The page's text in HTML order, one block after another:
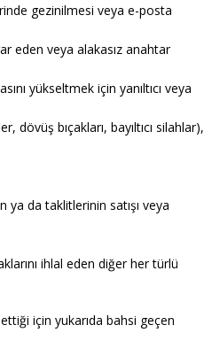
gezinilmesi veya e-posta
eden veya alakasız anahtar
yükseltmek için yanıltıcı veya
dövüş bıçakları, bayıltıcı silahlar),
ya da taklitlerinin satışı veya
ihlal eden diğer her türlü
için yukarıda bahsi geçen